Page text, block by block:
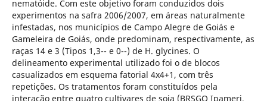
nematóide. Com este objetivo foram conduzidos dois
experimentos na safra 2006/2007, em áreas naturalmente
infestadas, nos municípios de Campo Alegre de Goiás e
Gameleira de Goiás, onde predominam, respectivamente, as
raças 14 e 3 (Tipos 1,3-- e 0--) de H. glycines. O
delineamento experimental utilizado foi o de blocos
casualizados em esquema fatorial 4x4+1, com três
repetições. Os tratamentos foram constituídos pela
interação entre quatro cultivares de soja (BRSGO Ipameri,